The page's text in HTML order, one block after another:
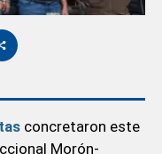
concretaron este
Morón-